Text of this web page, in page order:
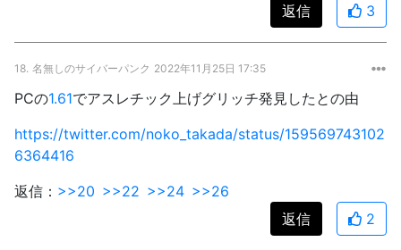
返信 3
18. 名無しのサイバーパンク 2022年11月25日 17:35
PCの1.61でアスレチック上げグリッチ発見したとの由
https://twitter.com/noko_takada/status/159569743102
6364416
返信： >>20 >>22 >>24 >>26
返信
2